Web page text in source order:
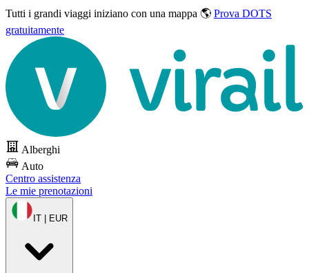
Tutti i grandi viaggi iniziano con una mappa 🌎 Prova DOTS
gratuitamente
Alberghi
Auto
Centro assistenza
Le mie prenotazioni
IT | EUR